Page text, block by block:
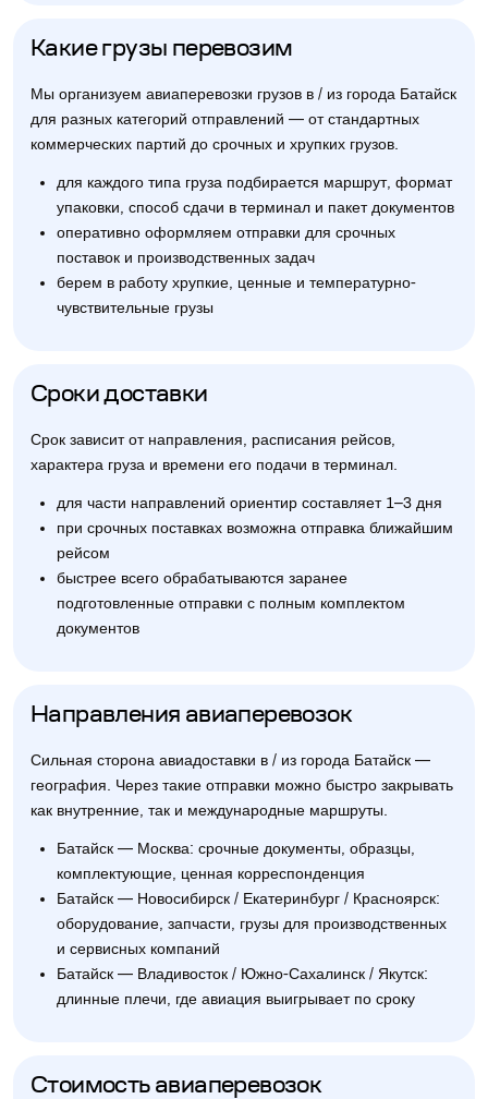
Какие грузы перевозим
Мы организуем авиаперевозки грузов в / из города Батайск
для разных категорий отправлений — от стандартных
коммерческих партий до срочных и хрупких грузов.
для каждого типа груза подбирается маршрут, формат
упаковки, способ сдачи в терминал и пакет документов
оперативно оформляем отправки для срочных
поставок и производственных задач
берем в работу хрупкие, ценные и температурно-
чувствительные грузы
Сроки доставки
Срок зависит от направления, расписания рейсов,
характера груза и времени его подачи в терминал.
для части направлений ориентир составляет 1–3 дня
при срочных поставках возможна отправка ближайшим
рейсом
быстрее всего обрабатываются заранее
подготовленные отправки с полным комплектом
документов
Направления авиаперевозок
Сильная сторона авиадоставки в / из города Батайск —
география. Через такие отправки можно быстро закрывать
как внутренние, так и международные маршруты.
Батайск — Москва: срочные документы, образцы,
комплектующие, ценная корреспонденция
Батайск — Новосибирск / Екатеринбург / Красноярск:
оборудование, запчасти, грузы для производственных
и сервисных компаний
Батайск — Владивосток / Южно-Сахалинск / Якутск:
длинные плечи, где авиация выигрывает по сроку
Стоимость авиаперевозок